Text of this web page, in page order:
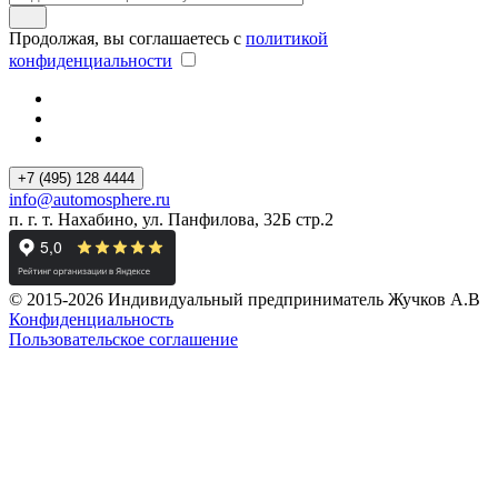
Продолжая, вы соглашаетесь с политикой
конфиденциальности
+7 (495) 128 4444
info@automosphere.ru
п. г. т. Нахабино, ул. Панфилова, 32Б стр.2
© 2015-2026 Индивидуальный предприниматель Жучков А.В
Конфиденциальность
Пользовательское соглашение